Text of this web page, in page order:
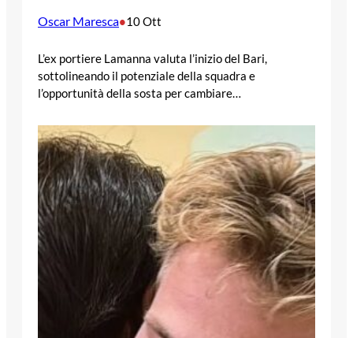
Oscar Maresca•10 Ott
L’ex portiere Lamanna valuta l’inizio del Bari,
sottolineando il potenziale della squadra e
l’opportunità della sosta per cambiare…